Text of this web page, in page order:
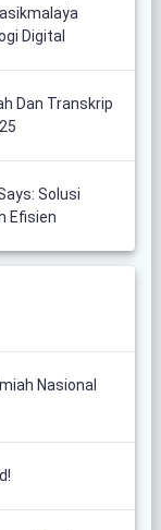
Digital
Dan Transkrip
Solusi
Efisien
Nasional